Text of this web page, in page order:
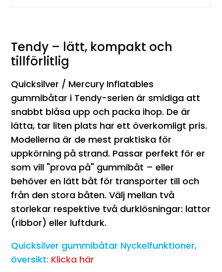
Tendy – lätt, kompakt och
tillförlitlig
Quicksilver / Mercury Inflatables
gummibåtar i Tendy-serien är smidiga att
snabbt blåsa upp och packa ihop. De är
lätta, tar liten plats har ett överkomligt pris.
Modellerna är de mest praktiska för
uppkörning på strand. Passar perfekt för er
som vill "prova på" gummibåt – eller
behöver en lätt båt för transporter till och
från den stora båten. Välj mellan två
storlekar respektive två durklösningar: lattor
(ribbor) eller luftdurk.
Quicksilver gummibåtar Nyckelfunktioner,
översikt: Klicka här